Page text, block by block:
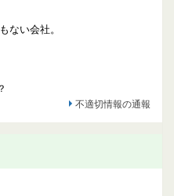
ない会社。
不適切情報の通報